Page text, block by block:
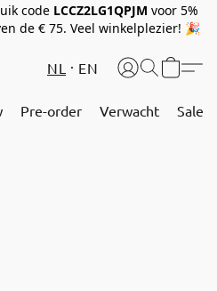
code LCCZ2LG1QPJM voor 5%
de € 75. Veel winkelplezier! 🎉
NL EN
Pre-order Verwacht Sale